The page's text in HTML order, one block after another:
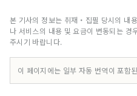
본 기사의 정보는 취재・집필 당시의 내
나 서비스의 내용 및 요금이 변동되는 경
주시기 바랍니다.
이 페이지에는 일부 자동 번역이 포함